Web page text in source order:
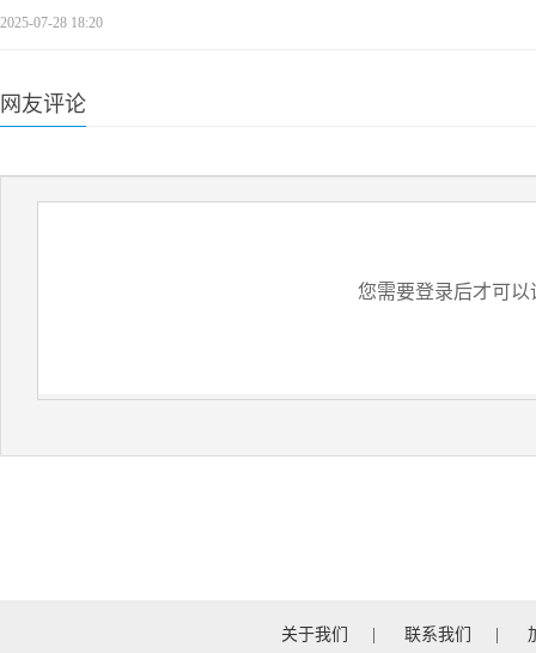
2025-07-28 18:20
网友评论
您需要登录后才可以
关于我们 联系我们